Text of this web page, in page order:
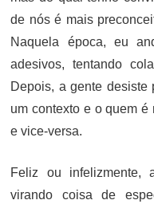
de nós é mais
Naquela época, eu
adesivos, tentando
Depois, a gente desiste
um contexto e o quem
e vice-versa.
Feliz ou infelizmente,
virando coisa de